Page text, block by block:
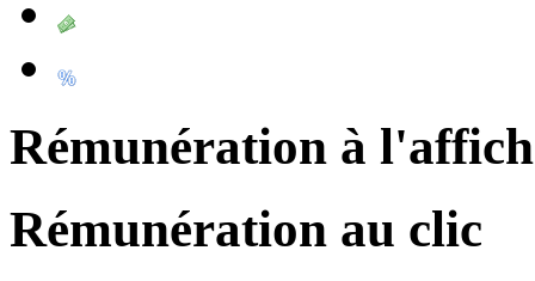
Rémunération à
Rémunération au clic